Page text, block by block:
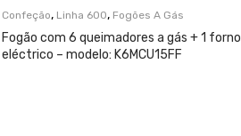
Confeção, Linha 600, Fogões A Gás
Fogão com 6 queimadores a gás + 1 forno
eléctrico – modelo: K6MCU15FF